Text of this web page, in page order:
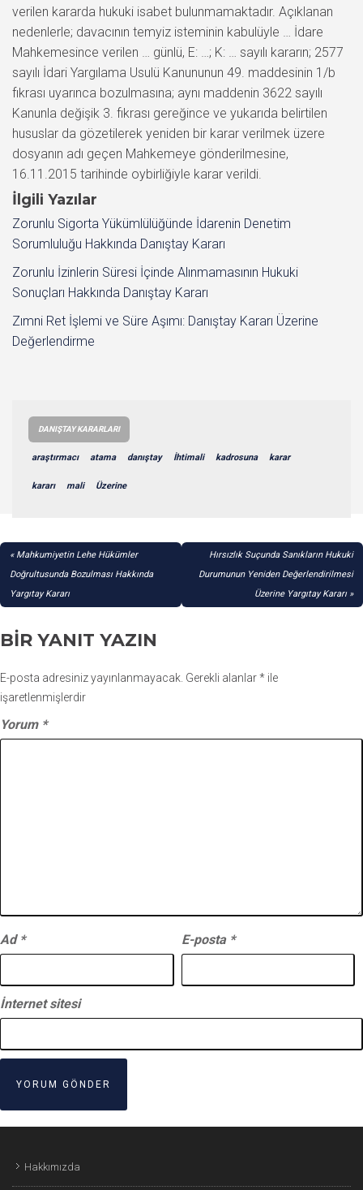
verilen kararda hukuki isabet bulunmamaktadır. Açıklanan
nedenlerle; davacının temyiz isteminin kabulüyle … İdare
Mahkemesince verilen … günlü, E: …; K: … sayılı kararın; 2577
sayılı İdari Yargılama Usulü Kanununun 49. maddesinin 1/b
fıkrası uyarınca bozulmasına; aynı maddenin 3622 sayılı
Kanunla değişik 3. fıkrası gereğince ve yukarıda belirtilen
hususlar da gözetilerek yeniden bir karar verilmek üzere
dosyanın adı geçen Mahkemeye gönderilmesine,
16.11.2015 tarihinde oybirliğiyle karar verildi.
İlgili Yazılar
Zorunlu Sigorta Yükümlülüğünde İdarenin Denetim
Sorumluluğu Hakkında Danıştay Kararı
Zorunlu İzinlerin Süresi İçinde Alınmamasının Hukuki
Sonuçları Hakkında Danıştay Kararı
Zımni Ret İşlemi ve Süre Aşımı: Danıştay Kararı Üzerine
Değerlendirme
DANIŞTAY KARARLARI
araştırmacı atama danıştay İhtimali kadrosuna karar
kararı mali Üzerine
YAZI
GEZINMESI
Mahkumiyetin Lehe Hükümler
Doğrultusunda Bozulması Hakkında
Yargıtay Kararı
Hırsızlık Suçunda Sanıkların Hukuki
Durumunun Yeniden Değerlendirilmesi
Üzerine Yargıtay Kararı
BIR YANIT YAZIN
E-posta adresiniz yayınlanmayacak. Gerekli alanlar* ile
işaretlenmişlerdir
Yorum *
Ad * E-posta *
İnternet sitesi
Hakkımızda